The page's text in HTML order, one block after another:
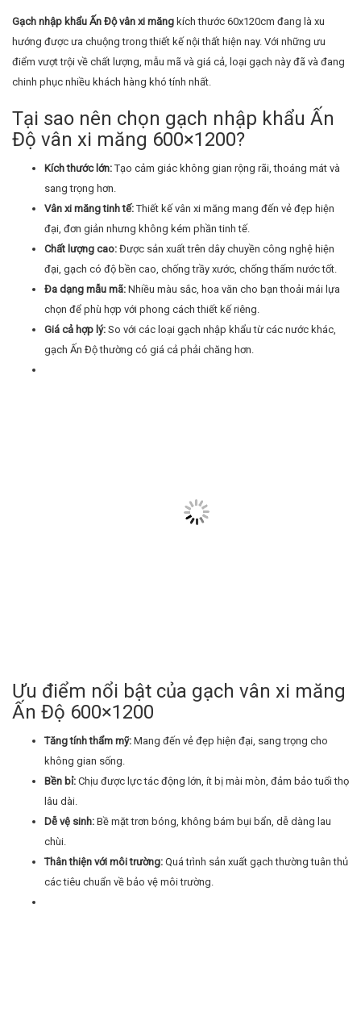
Gạch nhập khẩu Ấn Độ vân xi măng kích thước 60x120cm đang là xu
hướng được ưa chuộng trong thiết kế nội thất hiện nay. Với những ưu
điểm vượt trội về chất lượng, mẫu mã và giá cả, loại gạch này đã và đang
chinh phục nhiều khách hàng khó tính nhất.
Tại sao nên chọn gạch nhập khẩu Ấn
Độ vân xi măng 600×1200?
Kích thước lớn:Tạo cảm giác không gian rộng rãi, thoáng mát và
sang trọng hơn.
Vân xi măng tinh tế:Thiết kế vân xi măng mang đến vẻ đẹp hiện
đại, đơn giản nhưng không kém phần tinh tế.
Chất lượng cao: Được sản xuất trên dây chuyền công nghệ hiện
đại, gạch có độ bền cao, chống trầy xước, chống thấm nước tốt.
Đa dạng mẫu mã: Nhiều màu sắc, hoa văn cho bạn thoải mái lựa
chọn để phù hợp với phong cách thiết kế riêng.
Giá cả hợp lý: So với các loại gạch nhập khẩu từ các nước khác,
gạch Ấn Độ thường có giá cả phải chăng hơn.
Ưu điểm nổi bật của gạch vân xi măng
Ấn Độ 600×1200
Tăng tính thẩm mỹ: Mang đến vẻ đẹp hiện đại, sang trọng cho
không gian sống.
Bền bỉ: Chịu được lực tác động lớn, ít bị mài mòn, đảm bảo tuổi thọ
lâu dài.
Dễ vệ sinh: Bề mặt trơn bóng, không bám bụi bẩn, dễ dàng lau
chùi.
Thân thiện với môi trường: Quá trình sản xuất gạch thường tuân thủ
các tiêu chuẩn về bảo vệ môi trường.